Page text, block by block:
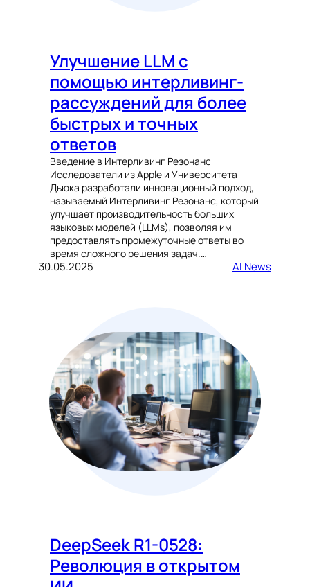
Улучшение LLM с
помощью интерливинг-
рассуждений для более
быстрых и точных
ответов
Введение в Интерливинг Резонанс
Исследователи из Apple и Университета
Дьюка разработали инновационный подход,
называемый Интерливинг Резонанс, который
улучшает производительность больших
языковых моделей (LLMs), позволяя им
предоставлять промежуточные ответы во
время сложного решения задач.…
30.05.2025 AI News
DeepSeek R1-0528:
Революция в открытом